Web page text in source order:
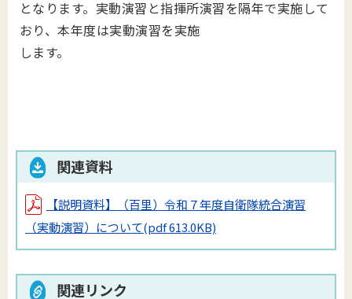
となります。実動演習と指揮所演習を隔年で実施して
おり、本年度は実動演習を実施
します。
関連資料
【説明資料】（百里）令和７年度自衛隊統合演習
（実動演習）について(pdf 613.0KB)
関連リンク